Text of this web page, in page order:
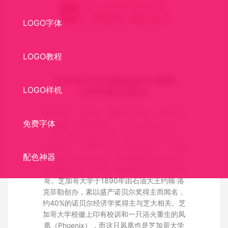
LOGO字体
LOGO教程
LOGO样机
免费字体
配色神器
校徽，芝加哥大学，The University of
顶尖私立研究型大学，常年稳居多家世界大学
哥。芝加哥大学于1890年由石油大王约翰·洛
克菲勒创办，素以盛产诺贝尔奖得主而闻名，
约40%的诺贝尔经济学奖得主与芝大相关。芝
加哥大学校徽上印有校训和一只浴火重生的凤
凰（Phoenix），而这只凤凰也是芝加哥大学